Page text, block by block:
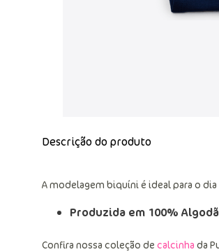
Descrição do produto
A modelagem biquíni é ideal para o
Produzida em 100%
Confira nossa coleção de calcinha da